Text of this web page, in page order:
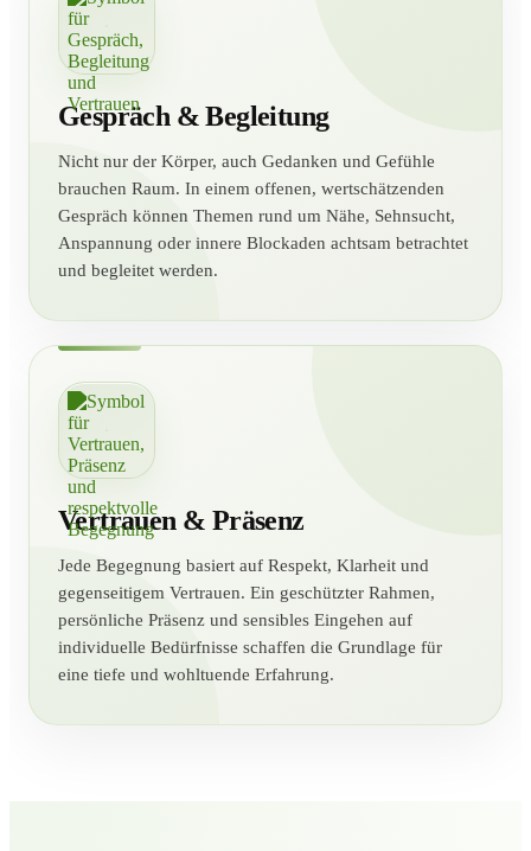
Gespräch & Begleitung
Nicht nur der Körper, auch Gedanken und Gefühle
brauchen Raum. In einem offenen, wertschätzenden
Gespräch können Themen rund um Nähe, Sehnsucht,
Anspannung oder innere Blockaden achtsam betrachtet
und begleitet werden.
Vertrauen & Präsenz
Jede Begegnung basiert auf Respekt, Klarheit und
gegenseitigem Vertrauen. Ein geschützter Rahmen,
persönliche Präsenz und sensibles Eingehen auf
individuelle Bedürfnisse schaffen die Grundlage für
eine tiefe und wohltuende Erfahrung.